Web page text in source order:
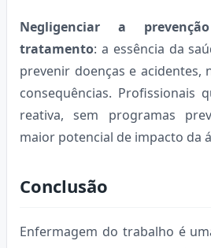
Negligenciar a
tratamento: a essência da
prevenir doenças e acidentes,
consequências. Profissionais
reativa, sem programas
maior potencial de impacto da
Conclusão
Enfermagem do trabalho é